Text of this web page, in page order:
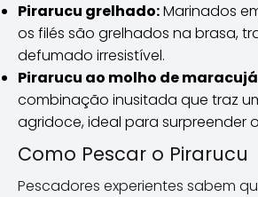
Pirarucu grelhado:Marinados
os filés são grelhados na brasa,
defumado irresistível.
Pirarucu ao molho de
combinação inusitada que traz
agridoce, ideal para surpreender
Como Pescar o Pirarucu
Pescadores experientes sabem